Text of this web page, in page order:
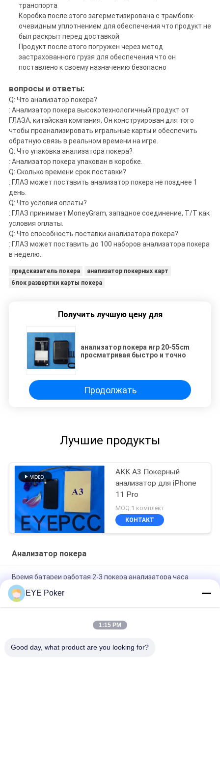
транспорта
Коробка после этого загерметизирована с трамбовк-
очевидным уплотнением для обеспечения что продукт не
был раскрыт перед доставкой
Продукт после этого погружен через метод
застрахованного грузя для обеспечения что он
поставлено к своему назначению безопасно
вопросы и ответы:
Q: Что анализатор покера?
: Анализатор покера высокотехнологичный продукт от
ГЛАЗА, китайская компания. Он конструирован для того
чтобы проанализировать игральные карты и обеспечить
обратную связь в реальном времени на игре.
Q: Что упаковка анализатора покера?
: Анализатор покера упакован в коробке.
Q: Сколько времени срок поставки?
: ГЛАЗ может поставить анализатор покера не позднее 1
день.
Q: Что условия оплаты?
: ГЛАЗ принимает MoneyGram, западное соединение, T/T как
условия оплаты.
Q: Что способность поставки анализатора покера?
: ГЛАЗ может поставить до 100 наборов анализатора покера
в неделю.
предсказатель покера
анализатор покерных карт
блок развертки карты покера
Получить лучшую цену для
анализатор покера игр 20-55cm
просматривая быстро и точно
Продолжать
Лучшие продукты
AKK A3 Покерный
анализатор для iPhone
11 Pro
MOQ:1 комплект
КОНТАКТ
Анализатор покера
Время батареи работая 2-3 покера анализатора часа
версии инструмента английской
Анализатор покера металла батареи использующий
энергию имитационный с 2-3 часами рабочего временени
казино может изменить
EYE Poker
1:15 PM
Good day, what product are you looking for?